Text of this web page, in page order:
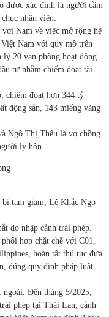
được xác định là người cầm
nhân viên.
Nam về việc mở rộng hệ
Nam với quy mô trên
lý 20 văn phòng hoạt động
tư nhằm chiếm đoạt tài
chiếm đoạt hơn 344 tỷ
động sản, 143 miếng vàng
Ngô Thị Thêu là vợ chồng
ly hôn.
tạm giam, Lê Khắc Ngọ
do nhập cảnh trái phép.
hợp chặt chẽ với C01,
hoàn tất thủ tục đưa
đúng quy định pháp luật
Đến tháng 5/2025,
phép tại Thái Lan, cảnh